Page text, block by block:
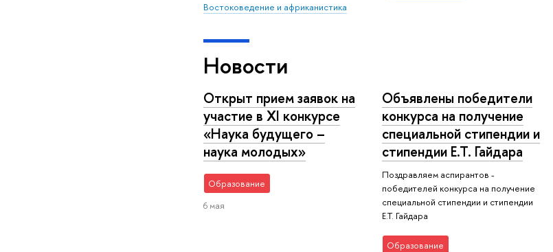
Востоковедение и африканистика
Новости
Открыт прием заявок на
участие в XI конкурсе
«Наука будущего –
наука молодых»
Образование
6 мая
Объявлены победители
конкурса на получение
специальной стипендии и
стипендии Е.Т. Гайдара
Поздравляем аспирантов -
победителей конкурса на получение
специальной стипендии и стипендии
Е.Т. Гайдара
Образование